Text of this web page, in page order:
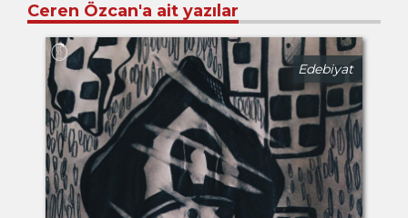
Ceren Özcan'a ait yazılar
Edebiyat